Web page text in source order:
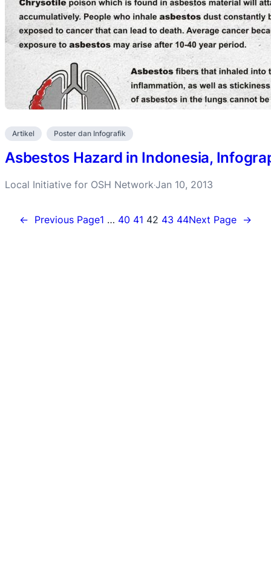
Artikel Poster dan Infografik
Asbestos Hazard in Indonesia,
Local Initiative for OSH Network·Jan 10, 2013
← Previous Page1 … 40 41 42 43 44Next Page →